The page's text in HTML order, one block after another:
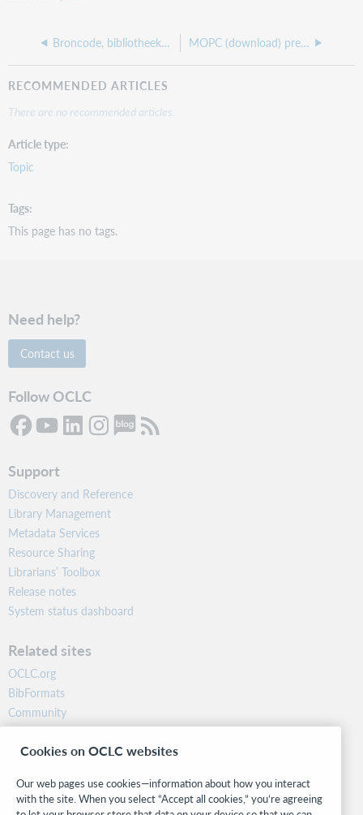
Broncode, bibliotheeknummer, ILN, ISIL, OCLC_ID, naam en korte naam MOPC (download) presentatie
RECOMMENDED ARTICLES
There are no recommended articles.
Article type
Topic
Tags
This page has no tags.
Need help?
Contact us
Follow OCLC
Support
Discovery and Reference
Library Management
Metadata Services
Resource Sharing
Librarians’ Toolbox
Release notes
System status dashboard
Related sites
OCLC.org
BibFormats
Community
Research
WebJunction
Stay in the know.
Cookies on OCLC websites
Our web pages use cookies—information about how you interact
with the site. When you select “Accept all cookies,” you’re agreeing